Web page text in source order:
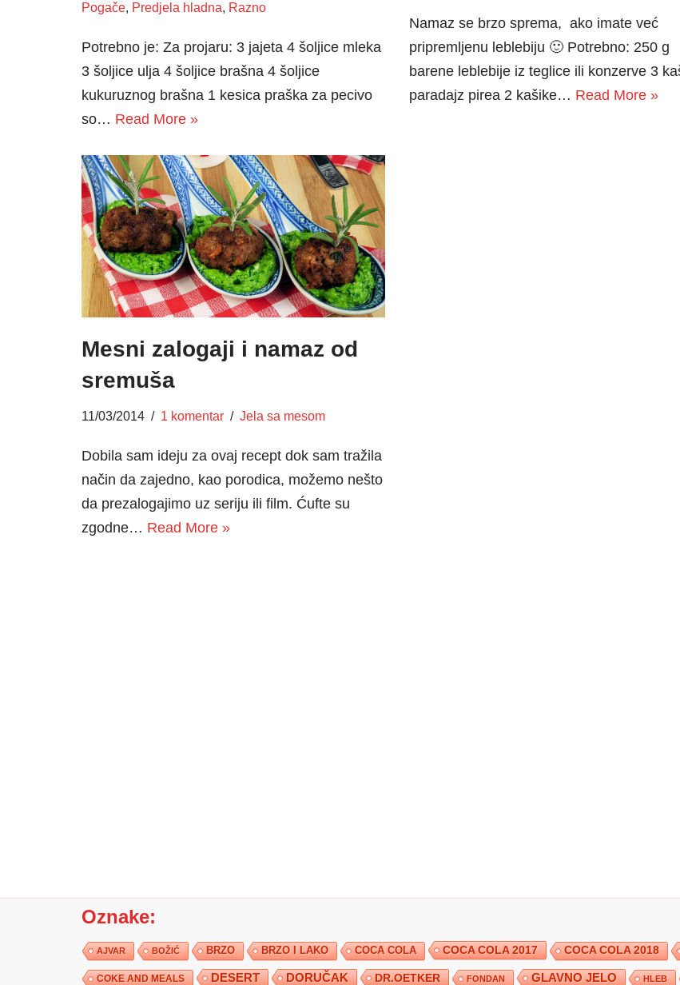
Pogače, Predjela hladna, Razno
Potrebno je: Za projaru: 3 jajeta 4 šoljice mleka
3 šoljice ulja 4 šoljice brašna 4 šoljice
kukuruznog brašna 1 kesica praška za pecivo
so… Read More »
Namaz se brzo sprema, ako imate već
pripremljenu leblebiju 🙂 Potrebno: 250 g
barene leblebije iz teglice ili konzerve 3
paradajz pirea 2 kašike… Read More »
Mesni zalogaji i namaz od
sremuša
11/03/2014 1 komentar Jela sa mesom
Dobila sam ideju za ovaj recept dok sam tražila
način da zajedno, kao porodica, možemo nešto
da prezalogajimo uz seriju ili film. Ćufte su
zgodne… Read More »
Oznake:
AJVAR BOŽIĆ BRZO BRZO I LAKO COCA COLA COCA COLA 2017 COCA COLA 2018
COKE AND MEALS DESERT DORUČAK DR.OETKER FONDAN GLAVNO JELO HLEB